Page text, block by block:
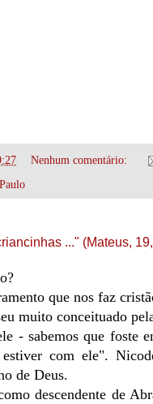
Nenhum comentário:
..." (Mateus,
que nos faz
muito conceituado
- sabemos que foste
com ele".
de Deus.
descendente de